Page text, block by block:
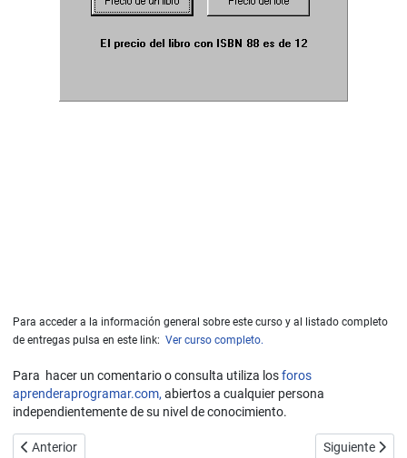
Para acceder a la información general sobre este curso y al listado completo
de entregas pulsa en este link: Ver curso completo.
Para hacer un comentario o consulta utiliza losforos
aprenderaprogramar.com, abiertos a cualquier persona
independientemente de su nivel de conocimiento.
Artículo anterior: Ejercicios resueltos de ejemplo en Visual Basic.
Anterior Artículo
Siguiente